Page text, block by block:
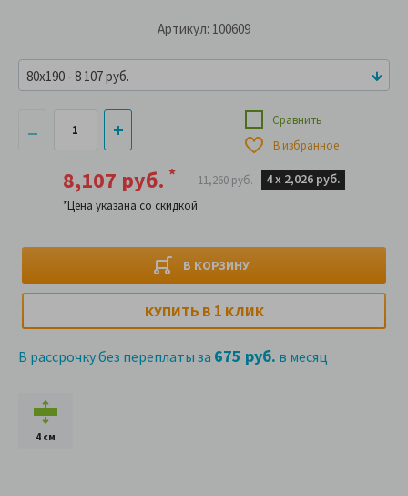
Артикул: 100609
8,107 руб. *
*Цена указана со скидкой
11,260 руб. 4 х 2,026 руб.
В КОРЗИНУ
Сравнить
В избранное
КУПИТЬ В 1 КЛИК
В рассрочку без переплаты за 675 руб. в месяц
80x190 - 8 107 руб.
4 см